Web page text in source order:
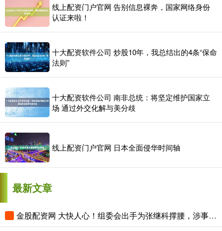
线上配资门户官网 告别信息裸奔，国家网络身份
认证来啦！
十大配资软件公司 炒股10年，我总结出的4条“保命
法则”
十大配资软件公司 南非总统：将坚定维护国家立
场 通过外交化解与美分歧
线上配资门户官网 日本全面侵华时间轴
最新文章
金股配资网 大快人心！组委会出手为张继科撑腰，涉事解说遭解约，马龙没说错